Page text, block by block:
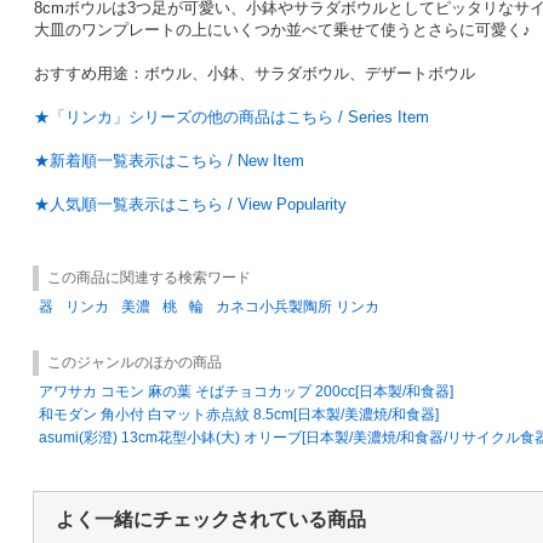
8cmボウルは3つ足が可愛い、小鉢やサラダボウルとしてピッタリなサイ
大皿のワンプレートの上にいくつか並べて乗せて使うとさらに可愛く♪
おすすめ用途：ボウル、小鉢、サラダボウル、デザートボウル
★「リンカ」シリーズの他の商品はこちら / Series Item
★新着順一覧表示はこちら / New Item
★人気順一覧表示はこちら / View Popularity
この商品に関連する検索ワード
器
リンカ 美濃 桃 輪 カネコ小兵製陶所 リンカ
このジャンルのほかの商品
アワサカ コモン 麻の葉 そばチョコカップ 200cc[日本製/和食器]
和モダン 角小付 白マット赤点紋 8.5cm[日本製/美濃焼/和食器]
asumi(彩澄) 13cm花型小鉢(大) オリーブ[日本製/美濃焼/和食器/リサイクル食
よく一緒にチェックされている商品